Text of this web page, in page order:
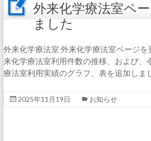
外来化学療法室ペ
ました
外来化学療法室 外来化学療法室ページを
来化学療法室利用件数の推移、および、
療法室利用実績のグラフ、表を追加しま
2025年11月19日 お知らせ